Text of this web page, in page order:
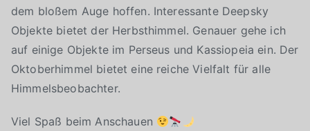
dem bloßem Auge hoffen. Interessante Deepsky
Objekte bietet der Herbsthimmel. Genauer gehe ich
auf einige Objekte im Perseus und Kassiopeia ein. Der
Oktoberhimmel bietet eine reiche Vielfalt für alle
Himmelsbeobachter.
Viel Spaß beim Anschauen